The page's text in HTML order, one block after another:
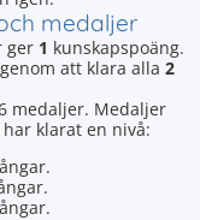
medaljer
ger 1 kunskapspoäng.
att klara alla 2
medaljer. Medaljer
klarat en nivå: